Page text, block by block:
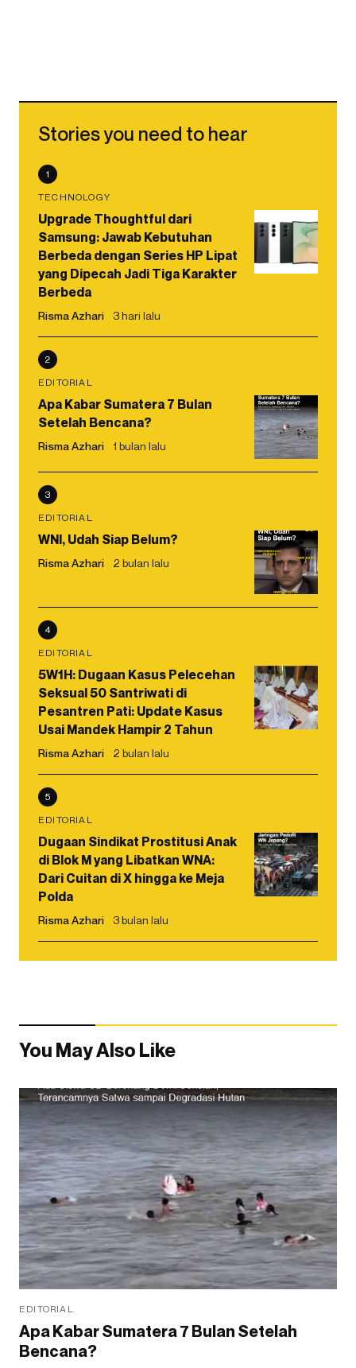
Stories you need to hear
1
TECHNOLOGY
Upgrade Thoughtful dari
Samsung: Jawab Kebutuhan
Berbeda dengan Series HP Lipat
yang Dipecah Jadi Tiga Karakter
Berbeda
Risma Azhari 3 hari lalu
2
EDITORIAL
Apa Kabar Sumatera 7 Bulan
Setelah Bencana?
Risma Azhari 1 bulan lalu
3
EDITORIAL
WNI, Udah Siap Belum?
Risma Azhari 2 bulan lalu
4
EDITORIAL
5W1H: Dugaan Kasus Pelecehan
Seksual 50 Santriwati di
Pesantren Pati: Update Kasus
Usai Mandek Hampir 2 Tahun
Risma Azhari 2 bulan lalu
5
EDITORIAL
Dugaan Sindikat Prostitusi Anak
di Blok M yang Libatkan WNA:
Dari Cuitan di X hingga ke Meja
Polda
Risma Azhari 3 bulan lalu
You May Also Like
EDITORIAL
Apa Kabar Sumatera 7 Bulan Setelah
Bencana?